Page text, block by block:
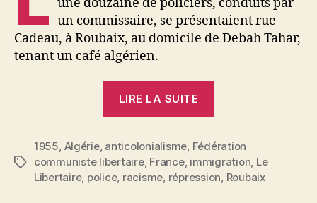
un commissaire, se présentaient rue
Cadeau, à Roubaix, au domicile de Debah Tahar,
tenant un café algérien.
LIRE LA SUITE
« se
fait
la
Étiquettes
1955 Algérie, anticolonialisme Fédération
communiste libertaire, France, immigration Le
Libertaire, police, racisme répression Roubaix